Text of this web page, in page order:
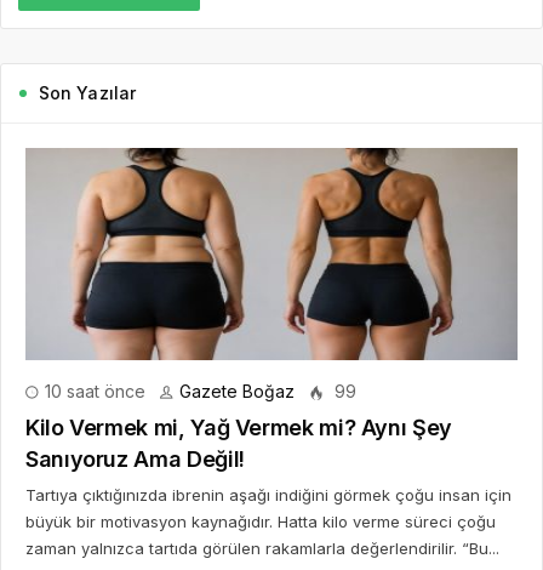
Son Yazılar
10 saat önce Gazete Boğaz 99
Kilo Vermek mi, Yağ Vermek mi? Aynı Şey
Sanıyoruz Ama Değil!
Tartıya çıktığınızda ibrenin aşağı indiğini görmek çoğu insan için
büyük bir motivasyon kaynağıdır. Hatta kilo verme süreci çoğu
zaman yalnızca tartıda görülen rakamlarla değerlendirilir. “Bu...